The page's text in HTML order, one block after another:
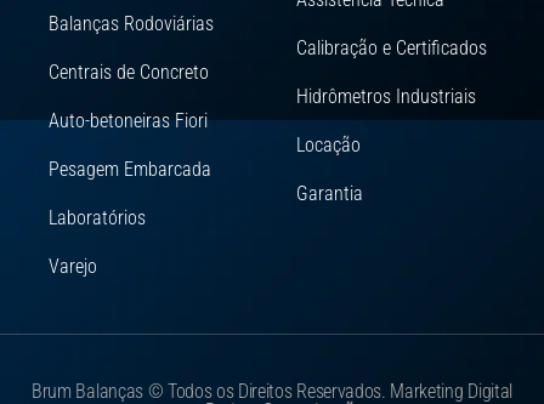
Balanças Rodoviárias
Centrais de Concreto
Auto-betoneiras Fiori
Pesagem Embarcada
Laboratórios
Varejo
Calibração e Certificados
Hidrômetros Industriais
Locação
Garantia
Brum Balanças © Todos os Direitos Reservados. Marketing Digital